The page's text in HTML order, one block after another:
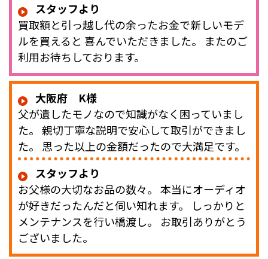
スタッフより
買取額と引っ越し代の余ったお金で新しいモデ
ルを買えると 喜んでいただきました。 またのご
利用お待ちしております。
大阪府 K様
父が遺したモノなので知識がなく困っていまし
た。 親切丁寧な説明で安心して取引ができまし
た。 思った以上の金額だったので大満足です。
スタッフより
お父様の大切なお品の数々。 本当にオーディオ
が好きだったんだと伺い知れます。 しっかりと
メンテナンスを行い橋渡し。 お取引ありがとう
ございました。